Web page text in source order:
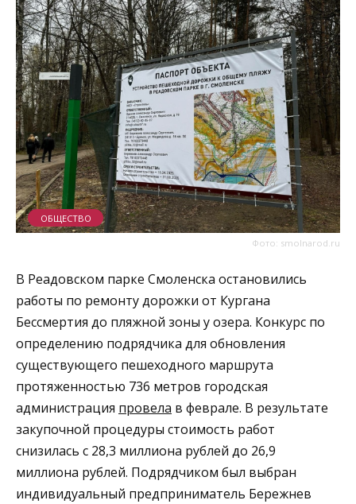
Фото: smolnarod.ru
ОБЩЕСТВО
В Реадовском парке Смоленска остановились
работы по ремонту дорожки от Кургана
Бессмертия до пляжной зоны у озера. Конкурс по
определению подрядчика для обновления
существующего пешеходного маршрута
протяженностью 736 метров городская
администрация провела в феврале. В результате
закупочной процедуры стоимость работ
снизилась с 28,3 миллиона рублей до 26,9
миллиона рублей. Подрядчиком был выбран
индивидуальный предприниматель Бережнев